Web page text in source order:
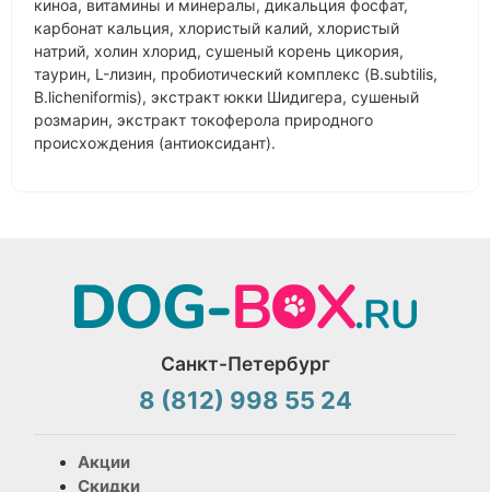
киноа, витамины и минералы, дикальция фосфат,
карбонат кальция, хлористый калий, хлористый
натрий, холин хлорид, сушеный корень цикория,
таурин, L-лизин, пробиотический комплекс (B.subtilis,
B.licheniformis), экстракт юкки Шидигера, сушеный
розмарин, экстракт токоферола природного
происхождения (антиоксидант).
Санкт-Петербург
8 (812) 998 55 24
Акции
Скидки